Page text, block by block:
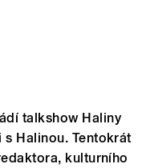
talkshow Haliny
s Halinou. Tentokrát
kulturního